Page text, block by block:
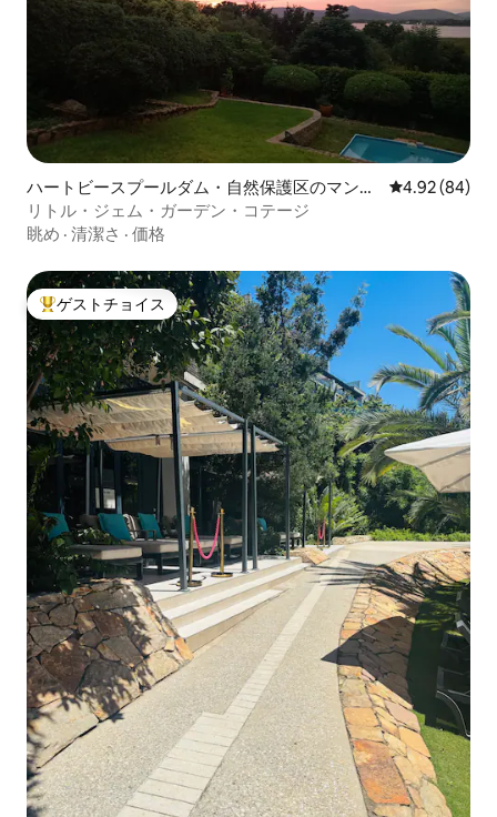
ハートビースプールダム・自然保護区のマンシ
ョン・アパート
レビュー84
4.92 (84)
リトル・ジェム・ガーデン・コテージ
眺め · 清潔さ · 価格
大好評のゲストチョイスです。
ゲストチョイス